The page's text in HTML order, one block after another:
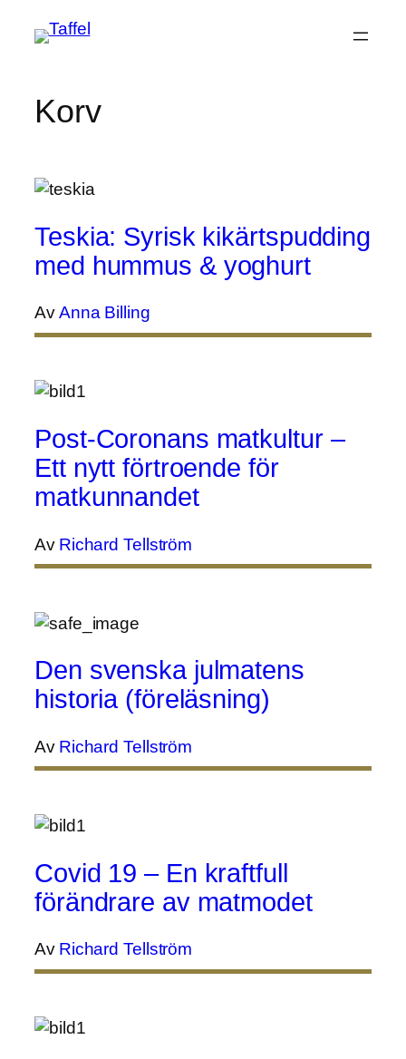
Korv
Teskia: Syrisk kikärtspudding
med hummus & yoghurt
AvAnna Billing
Post-Coronans matkultur –
Ett nytt förtroende för
matkunnandet
Av Richard Tellström
Den svenska julmatens
historia (föreläsning)
Av Richard Tellström
Covid 19 – En kraftfull
förändrare av matmodet
Av Richard Tellström